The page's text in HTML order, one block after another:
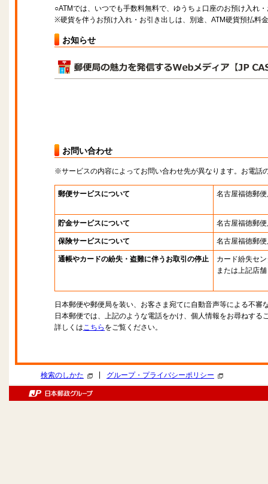
○ATMでは、いつでも手数料無料で、ゆうちょ口座のお預け入れ
※硬貨を伴うお預け入れ・お引き出しは、別途、ATM硬貨預払料
お知らせ
お問い合わせ
※サービスの内容によってお問い合わせ先が異なります。お電話
郵便サービスについて 名古屋福徳郵
貯金サービスについて 名古屋福徳郵
保険サービスについて 名古屋福徳郵
通帳やカードの紛失・盗難に伴うお取引の停止
カード紛失セ
または上記店舗
日本郵便や郵便局を装い、お客さま宛てに自動音声等による不審
日本郵便では、上記のような電話をかけ、個人情報をお尋ねする
詳しくはこちら をご覧ください。
検索のしかた グループ・プライバシーポリシー